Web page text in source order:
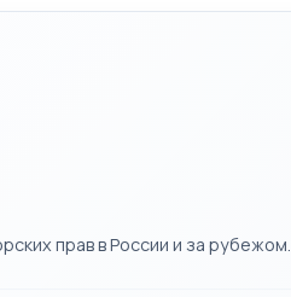
прав в России и за рубежом.